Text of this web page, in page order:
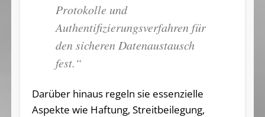
Protokolle und
Authentifizierungsverfahren für
den sicheren Datenaustausch
fest.“
Darüber hinaus regeln sie essenzielle
Aspekte wie Haftung, Streitbeilegung,